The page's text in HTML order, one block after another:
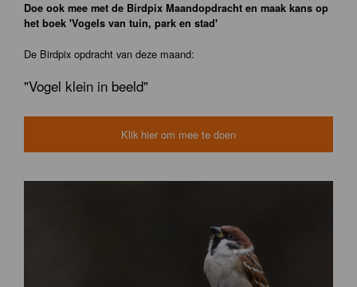
Doe ook mee met de Birdpix Maandopdracht en maak kans op
het boek 'Vogels van tuin, park en stad'
De Birdpix opdracht van deze maand:
"Vogel klein in beeld"
Klik hier om mee te doen